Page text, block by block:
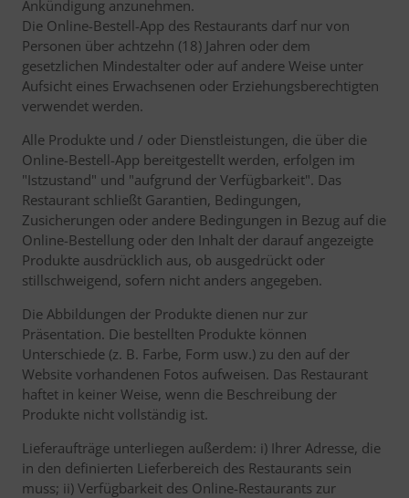
Ankündigung anzunehmen.
Die Online-Bestell-App des Restaurants darf nur von
Personen über achtzehn (18) Jahren oder dem
gesetzlichen Mindestalter oder auf andere Weise unter
Aufsicht eines Erwachsenen oder Erziehungsberechtigten
verwendet werden.
Alle Produkte und / oder Dienstleistungen, die über die
Online-Bestell-App bereitgestellt werden, erfolgen im
"Istzustand" und "aufgrund der Verfügbarkeit". Das
Restaurant schließt Garantien, Bedingungen,
Zusicherungen oder andere Bedingungen in Bezug auf die
Online-Bestellung oder den Inhalt der darauf angezeigte
Produkte ausdrücklich aus, ob ausgedrückt oder
stillschweigend, sofern nicht anders angegeben.
Die Abbildungen der Produkte dienen nur zur
Präsentation. Die bestellten Produkte können
Unterschiede (z. B. Farbe, Form usw.) zu den auf der
Website vorhandenen Fotos aufweisen. Das Restaurant
haftet in keiner Weise, wenn die Beschreibung der
Produkte nicht vollständig ist.
Lieferaufträge unterliegen außerdem: i) Ihrer Adresse, die
in den definierten Lieferbereich des Restaurants sein
muss; ii) Verfügbarkeit des Online-Restaurants zur